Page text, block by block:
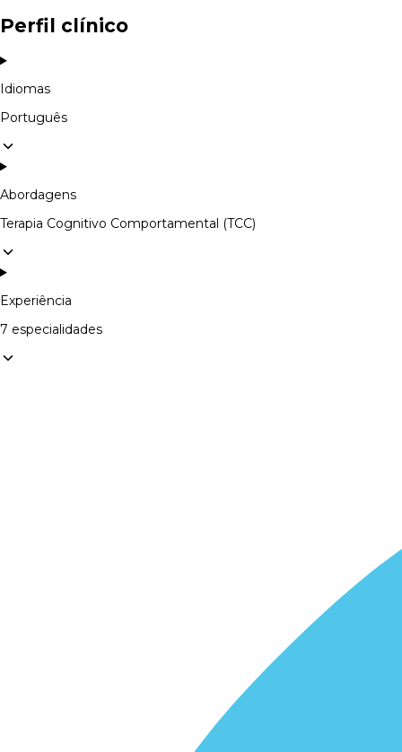
Perfil clínico
Idiomas
Português
Abordagens
Terapia Cognitivo Comportamental (TCC)
Experiência
7 especialidades